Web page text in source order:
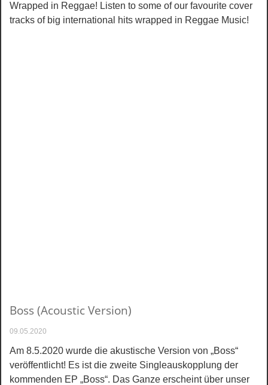
Wrapped in Reggae! Listen to some of our favourite cover
tracks of big international hits wrapped in Reggae Music!
Boss (Acoustic Version)
09.05.2020
Am 8.5.2020 wurde die akustische Version von „Boss“
veröffentlicht! Es ist die zweite Singleauskopplung der
kommenden EP „Boss“. Das Ganze erscheint über unser